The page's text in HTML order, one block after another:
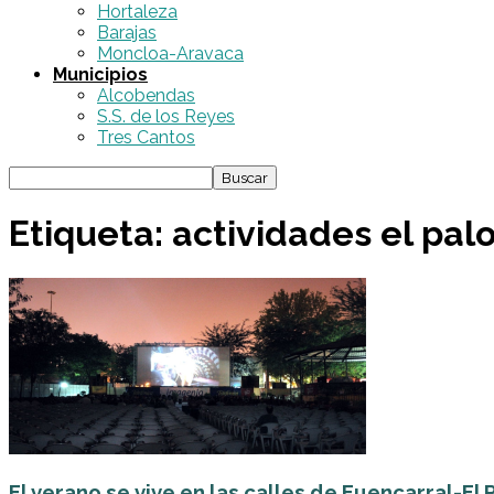
Hortaleza
Barajas
Moncloa-Aravaca
Municipios
Alcobendas
S.S. de los Reyes
Tres Cantos
Etiqueta: actividades el